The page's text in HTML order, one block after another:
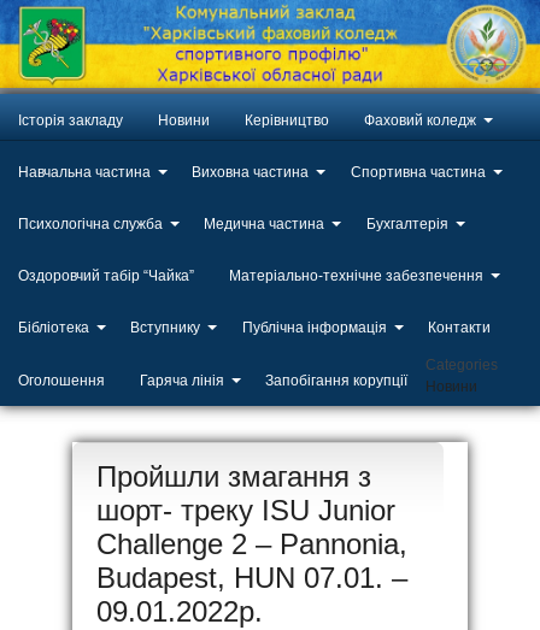
Історія закладу Новини Керівництво Фаховий коледж
Навчальна частина Виховна частина Спортивна частина
Психологічна служба Медична частина Бухгалтерія
Оздоровчий табір “Чайка” Матеріально-технічне забезпечення
Бібліотека Вступнику Публічна інформація Контакти
Оголошення Гаряча лінія Запобігання корупції
Categories
Новини
20
Пройшли змагання з
шорт- треку ISU Junior
Challenge 2 – Pannonia,
Budapest, HUN 07.01. –
09.01.2022р.